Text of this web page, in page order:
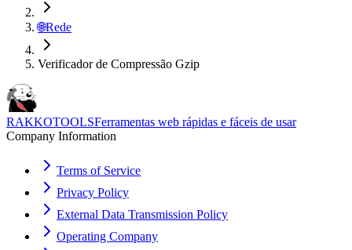
🌐Rede
Verificador de Compressão Gzip
RAKKOTOOLSFerramentas web rápidas e fáceis de usar
Company Information
Terms of Service
Privacy Policy
External Data Transmission Policy
Operating Company